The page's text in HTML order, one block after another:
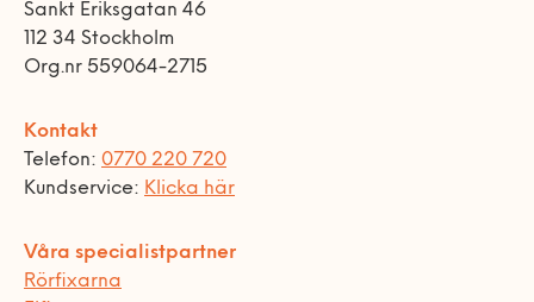
Sankt Eriksgatan 46
112 34 Stockholm
Org.nr 559064-2715
Kontakt
Telefon: 0770 220 720
Kundservice: Klicka här
Våra specialistpartner
Rörfixarna